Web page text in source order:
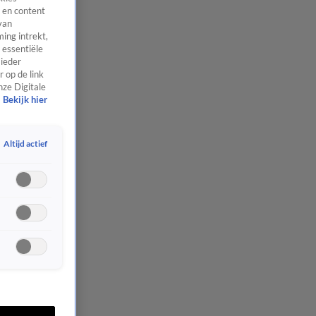
en content
intrekt,
op de link
Digitale
Bekijk hier
Altijd actief